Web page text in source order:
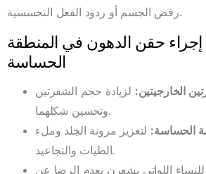
رفض الجسم أو ردود الفعل التحسسية.
حقن الدهون في المنطقة
الحساسة
الخارجيتين: لزيادة حجم الشفرتين
وتحسين شكلهما.
الحساسة: لتعزيز مرونة الجلد وملء
الطيات والتجاعيد.
للنساء اللواتي يشعرن بعدم الرضا عن